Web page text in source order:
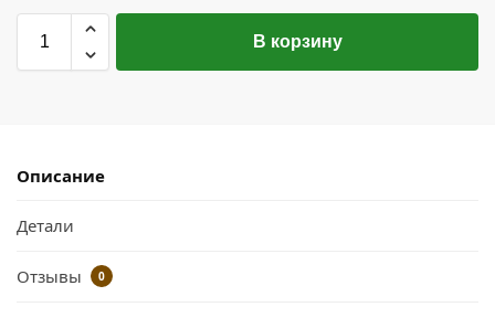
В корзину
Описание
Детали
Отзывы 0